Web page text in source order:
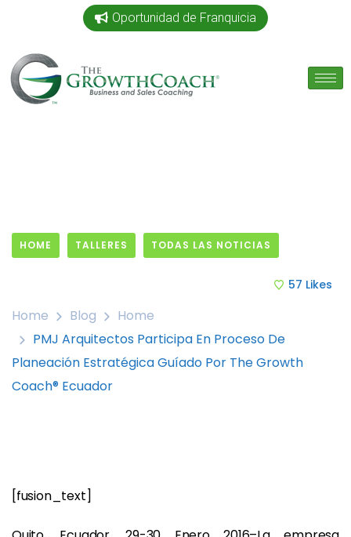
Oportunidad de Franquicia
HOME TALLERES TODAS LAS NOTICIAS
57 Likes
Home Blog
Home
PMJ Arquitectos Participa En Proceso De
Planeación Estratégica Guíado Por The Growth
Coach® Ecuador
[fusion_text]